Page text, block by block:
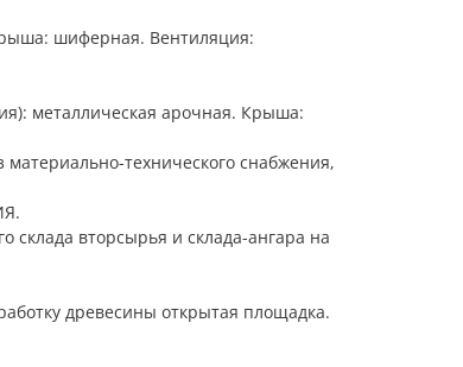
шиферная. Вентиляция:
металлическая арочная. Крыша:
технического снабжения,
склада вторсырья и склада-ангара на
древесины открытая площадка.